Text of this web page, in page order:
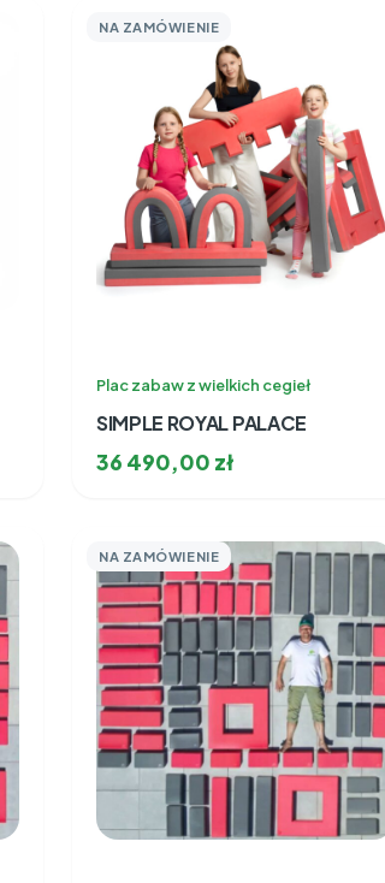
NA ZAMÓWIENIE
Plac zabaw z wielkich cegieł
SIMPLE ROYAL PALACE
36 490,00 zł
NA ZAMÓWIENIE